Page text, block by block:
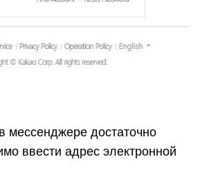
мессенджере достаточно
ввести адрес электронной